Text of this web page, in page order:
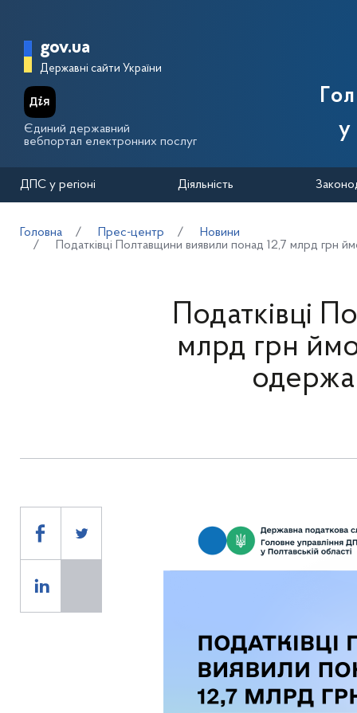
Головна сторінка Державної
gov.ua
Державні сайти України
Єдиний державний
вебпортал електронних послуг
у
ДПС у регіоні Діяльність
Головна Прес-центр
Новини
Податківці Полтавщини виявили понад 12,7 млрд грн
Податківці
млрд грн